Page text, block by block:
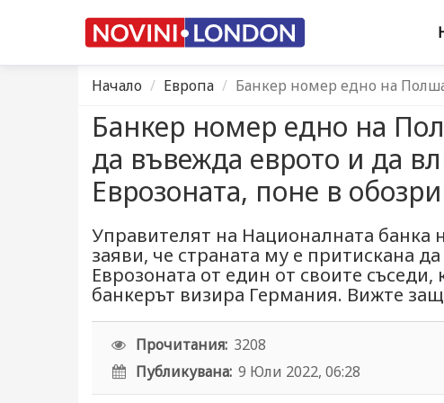
Начало Европа Банкер номер едно на
Банкер номер едно на
да въвежда еврото и да
Еврозоната, поне в
Управителят на Националната банка
заяви, че страната му е притискана
Еврозоната от един от своите
банкерът визира Германия. Вижте
Прочитания: 3208
Публикувана: 9 Юли 2022, 06:28